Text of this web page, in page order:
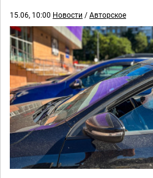
15.06, 10:00 Новости /Авторское